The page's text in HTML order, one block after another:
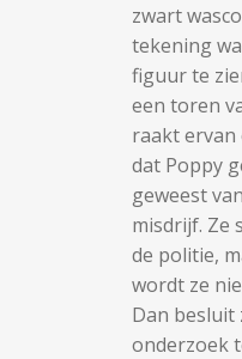
zwart
tekening
figuur te
een toren
raakt
dat Poppy
geweest
misdrijf. Ze
de politie,
wordt ze
Dan besluit
onderzoek